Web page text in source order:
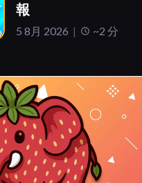
報
5 8月 2026 ~2 分